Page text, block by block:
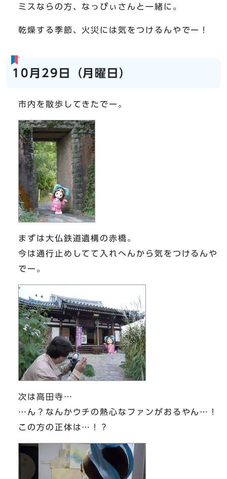
ミスならの方、なっぴぃさんと一緒に。
乾燥する季節、火災には気をつけるんやでー！
10月29日（月曜日）
市内を散歩してきたでー。
まずは大仏鉄道遺構の赤橋。
今は通行止めしてて入れへんから気をつけるんや
でー。
次は高田寺…
…ん？なんかウチの熱心なファンがおるやん…！
この方の正体は…！？